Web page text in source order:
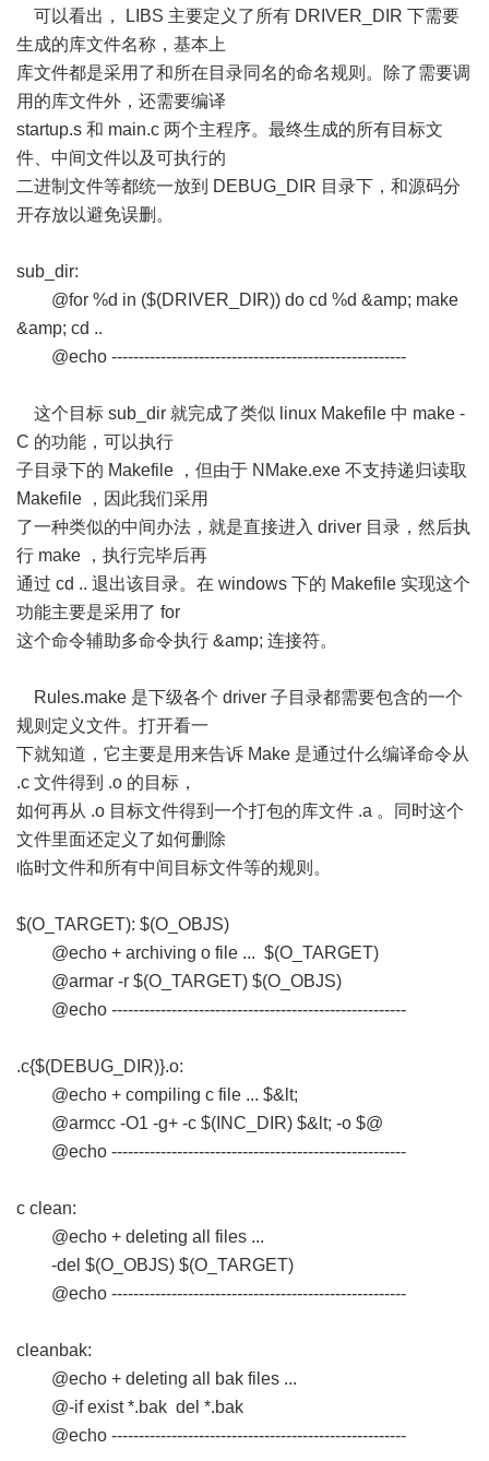
可以看出， LIBS 主要定义了所有 DRIVER_DIR 下需要
生成的库文件名称，基本上
库文件都是采用了和所在目录同名的命名规则。除了需要调
用的库文件外，还需要编译
startup.s 和 main.c 两个主程序。最终生成的所有目标文
件、中间文件以及可执行的
二进制文件等都统一放到 DEBUG_DIR 目录下，和源码分
开存放以避免误删。
sub_dir:
@for %d in ($(DRIVER_DIR)) do cd %d &amp; make
&amp; cd ..
@echo ------------------------------------------------------
这个目标 sub_dir 就完成了类似 linux Makefile 中 make -
C 的功能，可以执行
子目录下的 Makefile ，但由于 NMake.exe 不支持递归读取
Makefile ，因此我们采用
了一种类似的中间办法，就是直接进入 driver 目录，然后执
行 make ，执行完毕后再
通过 cd .. 退出该目录。在 windows 下的 Makefile 实现这个
功能主要是采用了 for
这个命令辅助多命令执行 &amp; 连接符。
Rules.make 是下级各个 driver 子目录都需要包含的一个
规则定义文件。打开看一
下就知道，它主要是用来告诉 Make 是通过什么编译命令从
.c 文件得到 .o 的目标，
如何再从 .o 目标文件得到一个打包的库文件 .a 。同时这个
文件里面还定义了如何删除
临时文件和所有中间目标文件等的规则。
$(O_TARGET): $(O_OBJS)
@echo + archiving o file ... $(O_TARGET)
@armar -r $(O_TARGET) $(O_OBJS)
@echo ------------------------------------------------------
.c{$(DEBUG_DIR)}.o:
@echo + compiling c file ... $&lt;
@armcc -O1 -g+ -c $(INC_DIR) $&lt; -o $@
@echo ------------------------------------------------------
c clean:
@echo + deleting all files ...
-del $(O_OBJS) $(O_TARGET)
@echo ------------------------------------------------------
cleanbak:
@echo + deleting all bak files ...
@-if exist *.bak del *.bak
@echo ------------------------------------------------------